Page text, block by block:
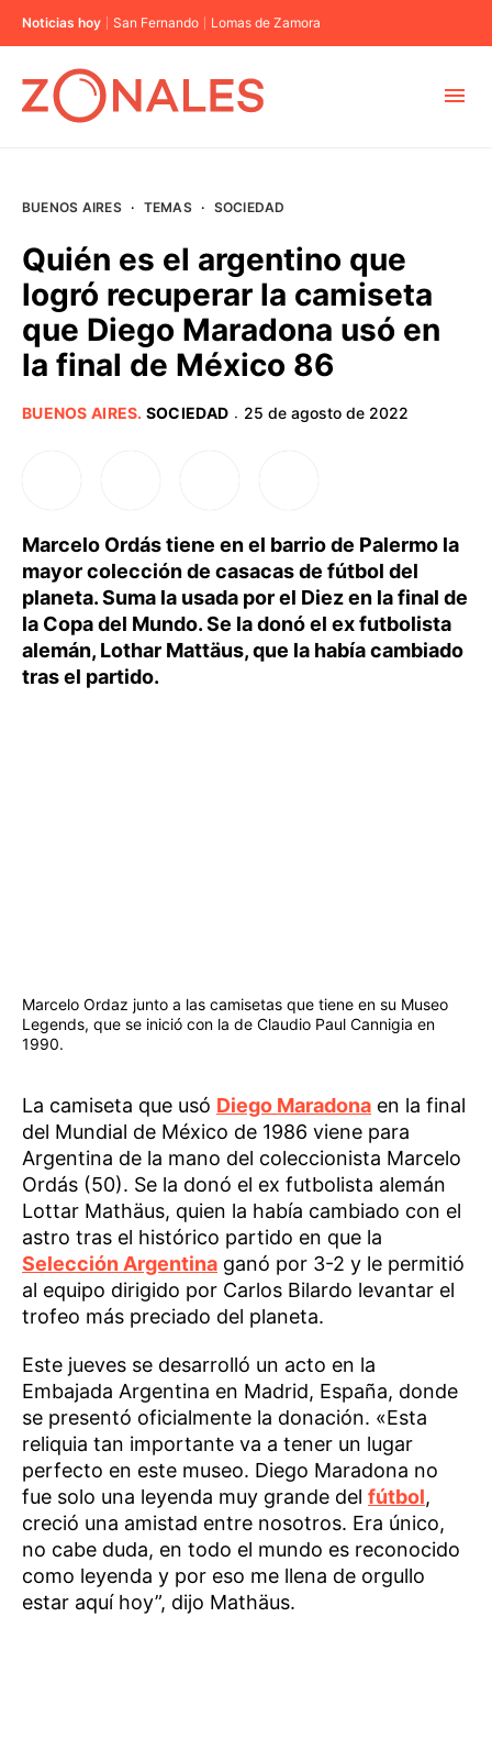
Noticias hoy San Fernando Lomas de Zamora
BUENOS AIRES
PROVINCIAS
BUENOS AIRES · TEMAS · SOCIEDAD
Quién es el argentino que
logró recuperar la camiseta
que Diego Maradona usó en
la final de México 86
BUENOS AIRES. SOCIEDAD · 25 de agosto de 2022
Marcelo Ordás tiene en el barrio de Palermo la
mayor colección de casacas de fútbol del
planeta. Suma la usada por el Diez en la final de
la Copa del Mundo. Se la donó el ex futbolista
alemán, Lothar Mattäus, que la había cambiado
tras el partido.
Marcelo Ordaz junto a las camisetas que tiene en su Museo
Legends, que se inició con la de Claudio Paul Cannigia en
1990.
La camiseta que usó Diego Maradona en la final
del Mundial de México de 1986 viene para
Argentina de la mano del coleccionista Marcelo
Ordás (50). Se la donó el ex futbolista alemán
Lottar Mathäus, quien la había cambiado con el
astro tras el histórico partido en que la
Selección Argentina ganó por 3-2 y le permitió
al equipo dirigido por Carlos Bilardo levantar el
trofeo más preciado del planeta.
Este jueves se desarrolló un acto en la
Embajada Argentina en Madrid, España, donde
se presentó oficialmente la donación. «Esta
reliquia tan importante va a tener un lugar
perfecto en este museo. Diego Maradona no
fue solo una leyenda muy grande del fútbol,
creció una amistad entre nosotros. Era único,
no cabe duda, en todo el mundo es reconocido
como leyenda y por eso me llena de orgullo
estar aquí hoy”, dijo Mathäus.